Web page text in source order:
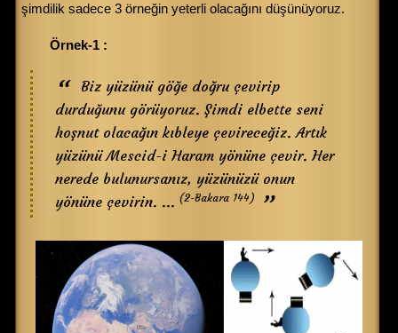
şimdilik sadece 3 örneğin yeterli olacağını düşünüyoruz.
Örnek-1 :
Biz yüzünü göğe doğru çevirip
durduğunu görüyoruz. Şimdi elbette seni
hoşnut olacağın kıbleye çevireceğiz. Artık
yüzünü Mescid-i Haram yönüne çevir. Her
nerede bulunursanız, yüzünüzü onun
yönüne çevirin. ... (2-Bakara 144)